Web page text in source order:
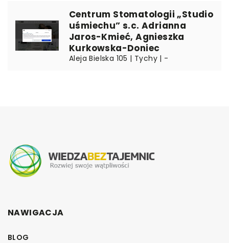
Centrum Stomatologii „Studio
uśmiechu” s.c. Adrianna
Jaros-Kmieć, Agnieszka
Kurkowska-Doniec
Aleja Bielska 105 | Tychy | -
NAWIGACJA
BLOG